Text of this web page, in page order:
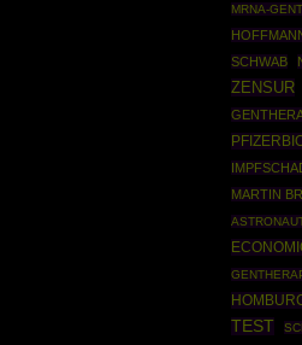
MRNA-
SCHWAB
ZENSUR
MARTIN
TEST